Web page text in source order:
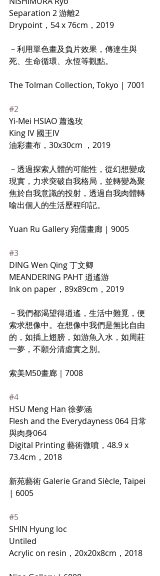
Separation 2 游離2
Drypoint，54 x 76cm，2019
－利用單色畫及負片效果，傳達生與
死、生命循環、永恆等觀點。
The Tolman Collection, Tokyo | 7001
#2
Yi-Mei HSIAO 蕭逸玫
King IV 國王IV
油彩畫布，30x30cm ，2019
－透過探索人體的可能性，從幻想變成
現實，力求突破自我格局，並轉變為聚
焦於自我意識的投射，透過自我肉體轉
喻出個人的生活歷程印記。
Yuan Ru Gallery 宛儒畫廊 | 9005
#3
DING Wen Qing 丁文卿
MEANDERING PAHT 逍遙游
Ink on paper，89x89cm，2019
－我們都渴望得逍遙，生活中難覓，便
索求想像中。在想像中我們是無比自由
的，如插上翅膀，如游魚入水，如周莊
一夢，不願分清虛實之別。
索美M50畫廊｜7008
#4
HSU Meng Han 徐夢涵
Flesh and the Everydayness 064 日常
與肉身064
Digital Printing 藝術微噴，48.9 x
73.4cm，2018
新苑藝術 Galerie Grand Siècle, Taipei
| 6005
#5
SHIN Hyung loc
Untiled
Acrylic on resin，20x20x8cm，2018